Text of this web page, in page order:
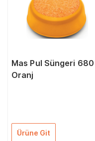
Mas Pul Süngeri 680
Oranj
Ürüne Git